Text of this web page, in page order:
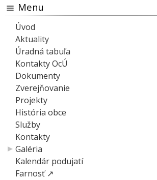
Menu
Úvod
Aktuality
Úradná tabuľa
Kontakty OcÚ
Dokumenty
Zverejňovanie
Projekty
História obce
Služby
Kontakty
Galéria
Kalendár podujatí
Farnosť ↗